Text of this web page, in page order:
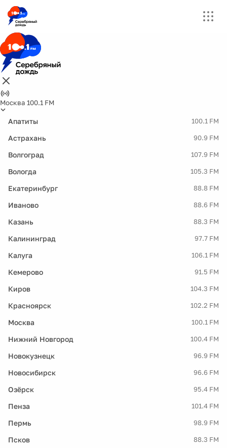
Москва 100.1 FM
Апатиты 100.1 FM
Астрахань 90.9 FM
Волгоград 107.9 FM
Вологда 105.3 FM
Екатеринбург 88.8 FM
Иваново 88.6 FM
Казань 88.3 FM
Калининград 97.7 FM
Калуга 106.1 FM
Кемерово 91.5 FM
Киров 104.3 FM
Красноярск 102.2 FM
Москва 100.1 FM
Нижний Новгород 100.4 FM
Новокузнецк 96.9 FM
Новосибирск 96.6 FM
Озёрск 95.4 FM
Пенза 101.4 FM
Пермь 98.9 FM
Псков 88.3 FM